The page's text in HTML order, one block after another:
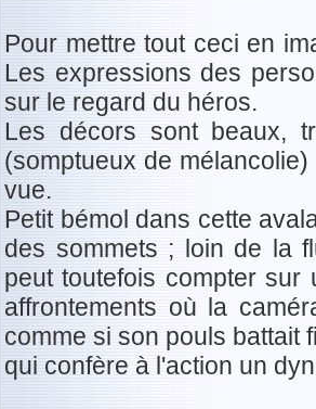
Pour mettre tout ceci en
Les expressions des
sur le regard du héros.
Les décors sont beaux,
(somptueux de
vue.
Petit bémol dans cette
des sommets ; loin de la
peut toutefois compter
affrontements où la
comme si son pouls battait
qui confère à l'action un